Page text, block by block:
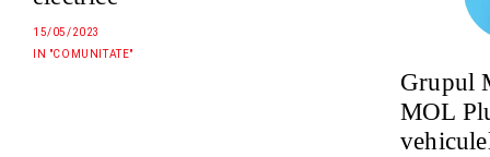
15/05/2023
IN "COMUNITATE"
Grupul
MOL